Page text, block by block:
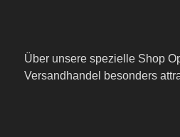
Über unsere spezielle Shop
Versandhandel besonders